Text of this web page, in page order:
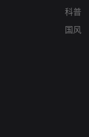
科普
国风